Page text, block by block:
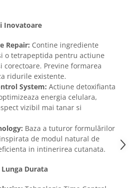
Inovatoare
Repair: Contine ingrediente
o tetrapeptida pentru actiune
corectoare. Previne formarea
ridurile existente.
System: Actiune detoxifianta
energia celulara,
vizibil mai tanar si
Baza a tuturor formulărilor
de modul natural de
in intinerirea cutanata.
Durata